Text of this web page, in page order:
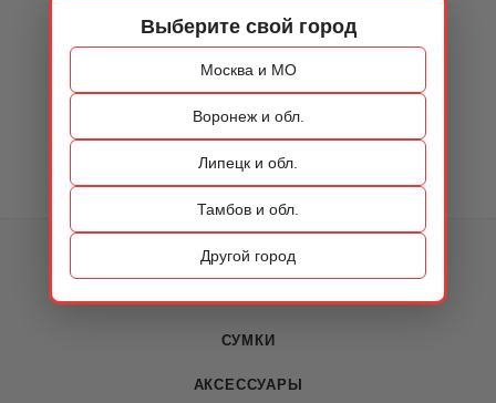
Выберите свой город
Москва и МО
Воронеж и обл.
Липецк и обл.
Тамбов и обл.
Другой город
КАТАЛОГ
СУМКИ
АКСЕССУАРЫ